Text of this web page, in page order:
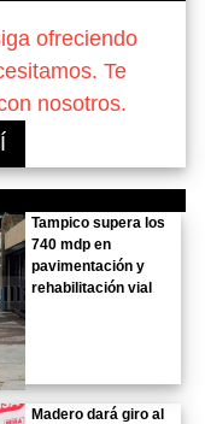
ofreciendo
Te
nosotros.
Tampico supera los
740 mdp en
pavimentación y
rehabilitación vial
Madero dará giro al